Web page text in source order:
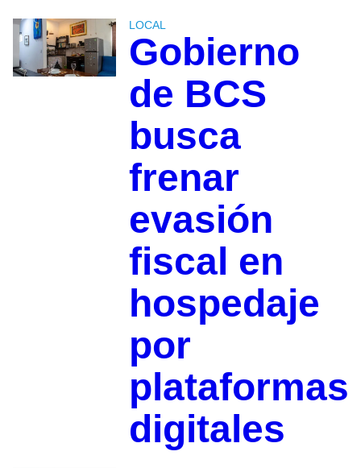
LOCAL
Gobierno
de BCS
busca
frenar
evasión
fiscal en
hospedaje
por
plataformas
digitales